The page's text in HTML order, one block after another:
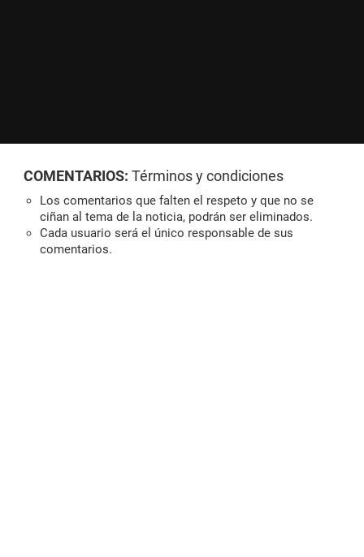
COMENTARIOS: Términos y condiciones
Los comentarios que falten el respeto y que no se
ciñan al tema de la noticia, podrán ser eliminados.
Cada usuario será el único responsable de sus
comentarios.